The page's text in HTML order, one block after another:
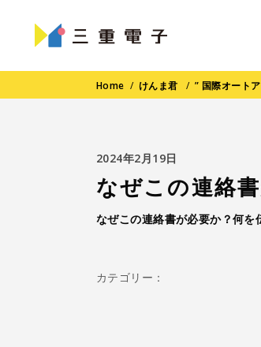
Home / けんま君 /” 国際オート
2024年2月19日
なぜこの連絡
なぜこの連絡書が必要か？何を
カテゴリー：